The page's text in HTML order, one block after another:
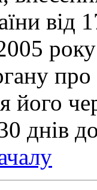
від
днів